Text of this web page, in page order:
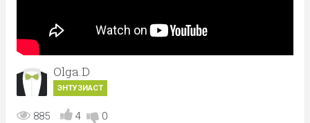
Olga.D
ЭНТУЗИАСТ
885 4 0